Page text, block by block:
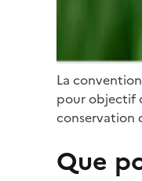
La
pour objectif
conservation
Que